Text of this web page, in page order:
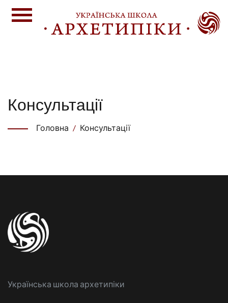
Консультації
Головна Консультації
Українська школа архетипіки